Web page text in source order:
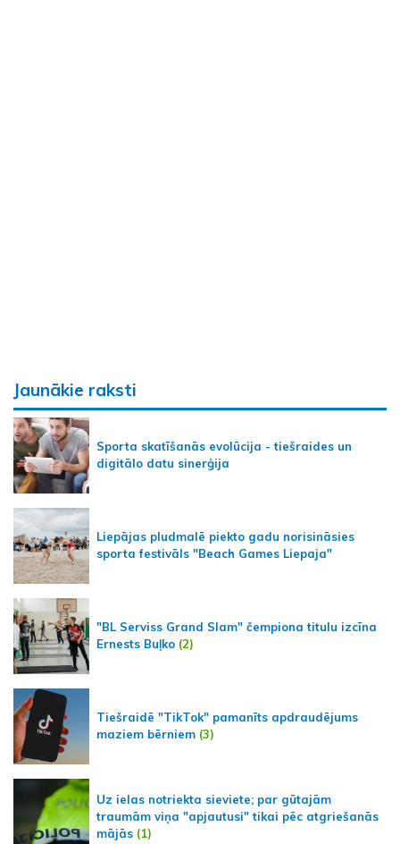
Jaunākie raksti
Sporta skatīšanās evolūcija - tiešraides un
digitālo datu sinerģija
Liepājas pludmalē piekto gadu norisināsies
sporta festivāls "Beach Games Liepaja"
"BL Serviss Grand Slam" čempiona titulu izcīna
Ernests Buļko (2)
Tiešraidē "TikTok" pamanīts apdraudējums
maziem bērniem (3)
Uz ielas notriekta sieviete; par gūtajām
traumām viņa "apjautusi" tikai pēc atgriešanās
mājās (1)